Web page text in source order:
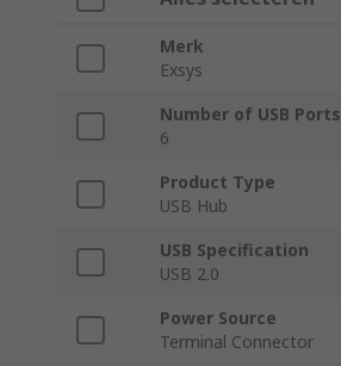
Merk
Exsys
Number of USB Ports
6
Product Type
USB Hub
USB Specification
USB 2.0
Power Source
Terminal Connector